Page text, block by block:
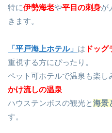
特に伊勢海老や平目の刺身が
きます。
「平戸海上ホテル」 は ドッグ
重視する方にぴったり。
ペット可ホテルで温泉も楽し
かけ流しの温泉
ハウステンボスの観光と海景
す。